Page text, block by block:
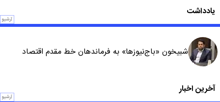
یادداشت
آرشیو
شبیخون «باج‌نیوزها» به فرماندهان خط مقدم اقتصاد
آخرین اخبار
آرشیو